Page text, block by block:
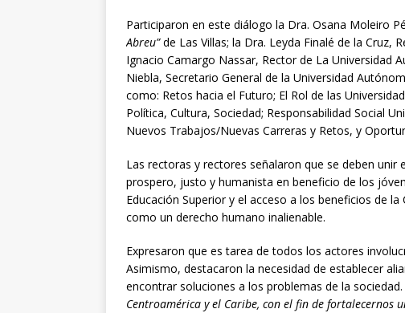
Participaron en este diálogo la Dra. Osana Moleiro
Abreu”de Las Villas; la Dra. Leyda Finalé de la Cruz,
Ignacio Camargo Nassar, Rector de La Universidad
Niebla, Secretario General de la Universidad
como: Retos hacia el Futuro; El Rol de las
Política, Cultura, Sociedad; Responsabilidad Social
Nuevos Trabajos/Nuevas Carreras y Retos, y
Las rectoras y rectores señalaron que se deben
prospero, justo y humanista en beneficio de los
Educación Superior y el acceso a los beneficios de
como un derecho humano inalienable.
Expresaron que es tarea de todos los actores
Asimismo, destacaron la necesidad de establecer
encontrar soluciones a los problemas de la sociedad.
Centroamérica y el Caribe, con el fin de fortalecernos